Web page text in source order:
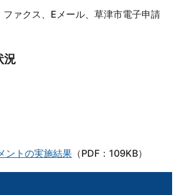
ァクス、Eメール、草津市電子申請
況
ントの実施結果（PDF：109KB）